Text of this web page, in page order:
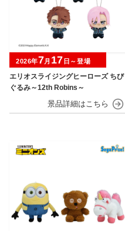
エリオスライジングヒーローズ ちび
ぐるみ～12th Robins～
2026年7月 17 日～登場